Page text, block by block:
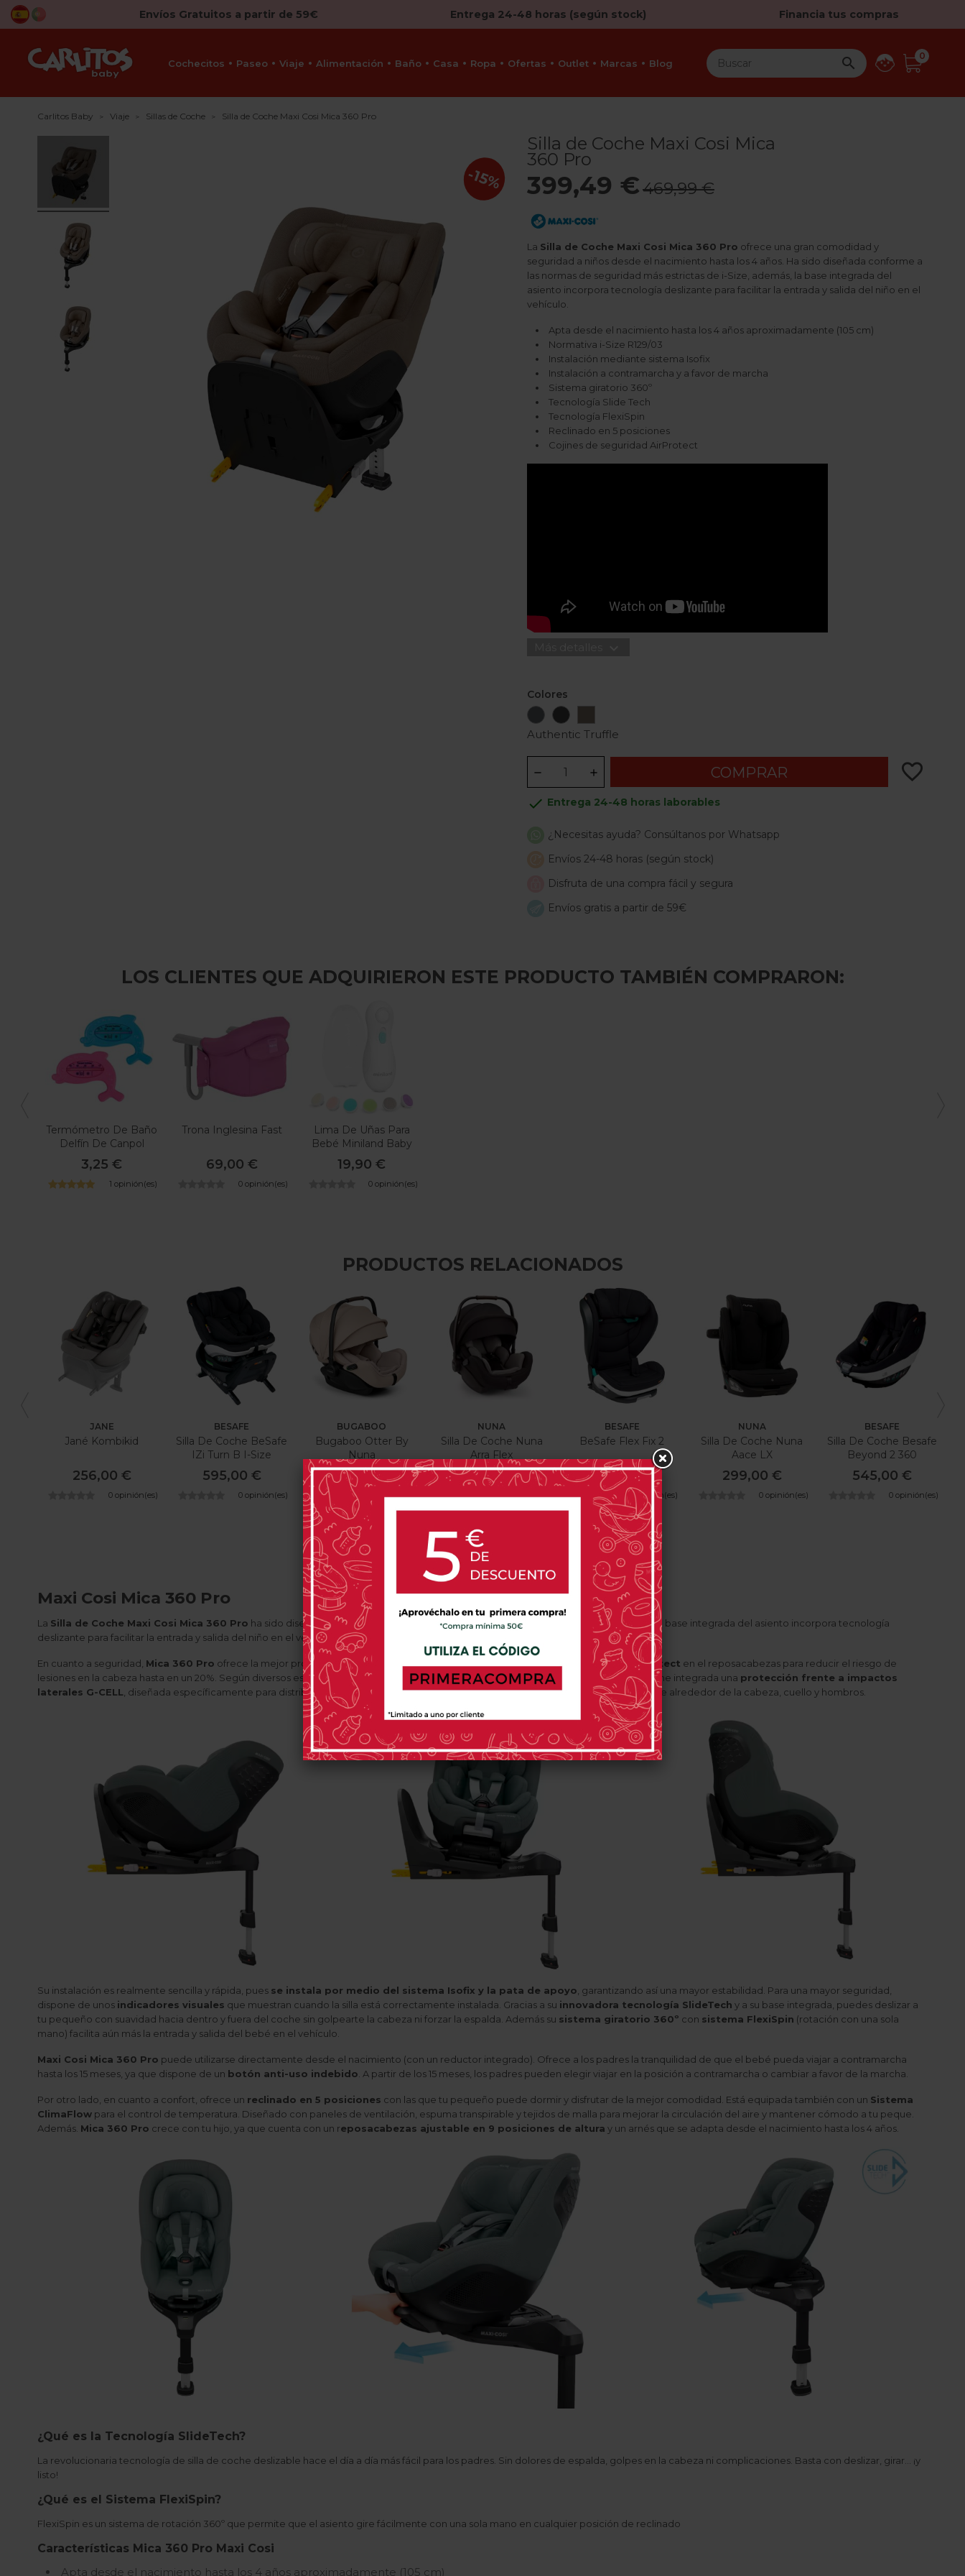
Envíos Gratuitos a partir de 59€ Entrega 24-48 horas (según stock) Financia tus compras
Cochecitos Paseo Viaje Alimentación Baño Casa Ropa Ofertas Outlet Marcas Blog  0
Carlitos Baby Viaje Sillas de Coche Silla de Coche Maxi Cosi Mica 360 Pro
-15%
Silla de Coche Maxi Cosi Mica
360 Pro
399,49 €469,99 €
La Silla de Coche Maxi Cosi Mica 360 Pro ofrece una gran comodidad y
seguridad a niños desde el nacimiento hasta los 4 años. Ha sido diseñada conforme a
las normas de seguridad más estrictas de i-Size, además, la base integrada del
asiento incorpora tecnología deslizante para facilitar la entrada y salida del niño en el
vehículo.
Apta desde el nacimiento hasta los 4 años aproximadamente (105 cm)
Normativa i-Size R129/03
Instalación mediante sistema Isofix
Instalación a contramarcha y a favor de marcha
Sistema giratorio 360º
Tecnología Slide Tech
Tecnología FlexiSpin
Reclinado en 5 posiciones
Cojines de seguridad AirProtect
Colores
Authentic
Graphite
Authentic
Black
Truffle
Authentic Truffle
COMPRAR favorite_border
done Entrega 24-48 horas laborables
¿Necesitas ayuda? Consúltanos por Whatsapp
Envíos 24-48 horas (según stock)
Disfruta de una compra fácil y segura
Envíos gratis a partir de 59€
LOS CLIENTES QUE ADQUIRIERON ESTE PRODUCTO TAMBIÉN COMPRARON:
Termómetro De Baño
Delfín De Canpol
Babies
3,25 €
1 opinión(es)
Trona Inglesina Fast
69,00 €
0 opinión(es)
Lima De Uñas Para
Bebé Miniland Baby
Nail Trimmer
19,90 €
0 opinión(es)
PRODUCTOS RELACIONADOS
JANE
Jané Kombikid
256,00 €
0 opinión(es)
BESAFE
Silla De Coche BeSafe
IZi Turn B I-Size
595,00 €
0 opinión(es)
BUGABOO
Bugaboo Otter By
Nuna
279,00 €
0 opinión(es)
NUNA
Silla De Coche Nuna
Arra Flex
299,00 €
0 opinión(es)
BESAFE
BeSafe Flex Fix 2
255,00 €
0 opinión(es)
NUNA
Silla De Coche Nuna
Aace LX
299,00 €
0 opinión(es)
BESAFE
Silla De Coche Besafe
Beyond 2 360
545,00 €
0 opinión(es)
MÁS INFORMACIÓN
Maxi Cosi Mica 360 Pro
La Silla de Coche Maxi Cosi Mica 360 Pro ha sido diseñada conforme a las normas de seguridad más estrictas de i-Size, además, la base integrada del asiento incorpora tecnología
deslizante para facilitar la entrada y salida del niño en el vehículo.Apta desde los 40 cm hasta los 105 cm (0-4 años aprox).
En cuanto a seguridad, Mica 360 Pro ofrece la mejor protección, ya que cuenta con un sistema de cojines de seguridad AirProtect en el reposacabezas para reducir el riesgo de
lesiones en la cabeza hasta en un 20%. Según diversos estudios, el 45% de los impactos provienen de los lados, por lo que también tiene integrada una protección frente a impactos
laterales G-CELL , diseñada específicamente para distribuir las fuerzas de un impacto lejos de tu hijo y reducir lesiones. especialmente alrededor de la cabeza, cuello y hombros.
Su instalación es realmente sencilla y rápida, pues se instala por medio del sistema Isofix y la pata de apoyo , garantizando así una mayor estabilidad. Para una mayor seguridad,
dispone de unos indicadores visuales que muestran cuando la silla está correctamente instalada. Gracias a su innovadora tecnología SlideTech y a su base integrada, puedes deslizar a
tu pequeño con suavidad hacia dentro y fuera del coche sin golpearte la cabeza ni forzar la espalda. Además su sistema giratorio 360º con sistema FlexiSpin (rotación con una sola
mano) facilita aún más la entrada y salida del bebé en el vehículo.
Maxi Cosi Mica 360 Pro puede utilizarse directamente desde el nacimiento (con un reductor integrado). Ofrece a los padres la tranquilidad de que el bebé pueda viajar a contramarcha
hasta los 15 meses, ya que dispone de un botón anti-uso indebido . A partir de los 15 meses, los padres pueden elegir viajar en la posición a contramarcha o cambiar a favor de la marcha.
Por otro lado, en cuanto a confort, ofrece un reclinado en 5 posiciones con las que tu pequeño puede dormir y disfrutar de la mejor comodidad. Está equipada también con un Sistema
ClimaFlow para el control de temperatura. Diseñado con paneles de ventilación, espuma transpirable y tejidos de malla para mejorar la circulación del aire y mantener cómodo a tu peque.
Además. Mica 360 Pro crece con tu hijo, ya que cuenta con un reposacabezas ajustable en 9 posiciones de altura y un arnés que se adapta desde el nacimiento hasta los 4 años.
¿Qué es la Tecnología SlideTech?
La revolucionaria tecnología de silla de coche deslizable hace el día a día más fácil para los padres. Sin dolores de espalda, golpes en la cabeza ni complicaciones. Basta con deslizar, girar... ¡y
listo!
¿Qué es el Sistema FlexiSpin?
FlexiSpin es un sistema de rotación 360º que permite que el asiento gire fácilmente con una sola mano en cualquier posición de reclinado
Características Mica 360 Pro Maxi Cosi
Apta desde el nacimiento hasta los 4 años aproximadamente (105 cm)